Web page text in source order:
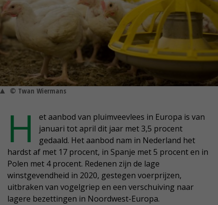
© Twan Wiermans
H
et aanbod van pluimveevlees in Europa is van
januari tot april dit jaar met 3,5 procent
gedaald. Het aanbod nam in Nederland het
hardst af met 17 procent, in Spanje met 5 procent en in
Polen met 4 procent. Redenen zijn de lage
winstgevendheid in 2020, gestegen voerprijzen,
uitbraken van vogelgriep en een verschuiving naar
lagere bezettingen in Noordwest-Europa.